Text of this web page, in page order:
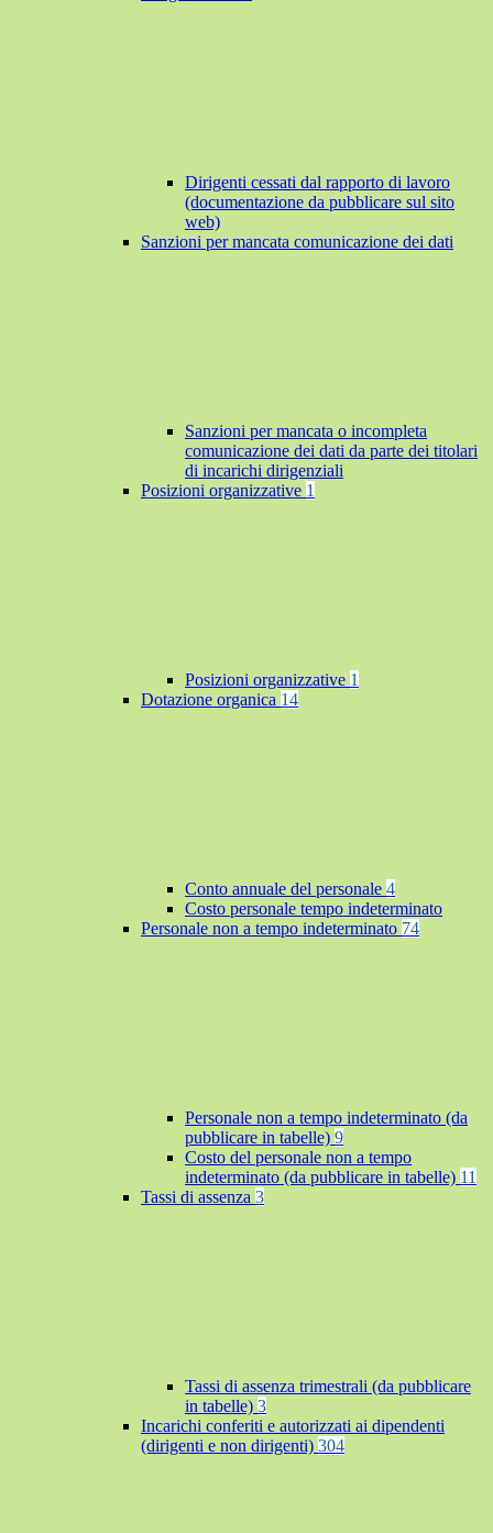
Dirigenti cessati dal rapporto di lavoro
(documentazione da pubblicare sul sito
web)
Sanzioni per mancata comunicazione dei dati
Sanzioni per mancata o incompleta
comunicazione dei dati da parte dei titolari
di incarichi dirigenziali
Posizioni organizzative 1
Posizioni organizzative 1
Dotazione organica 14
Conto annuale del personale 4
Costo personale tempo indeterminato
Personale non a tempo indeterminato 74
Personale non a tempo indeterminato (da
pubblicare in tabelle) 9
Costo del personale non a tempo
indeterminato (da pubblicare in tabelle) 11
Tassi di assenza 3
Tassi di assenza trimestrali (da pubblicare
in tabelle) 3
Incarichi conferiti e autorizzati ai dipendenti
(dirigenti e non dirigenti) 304